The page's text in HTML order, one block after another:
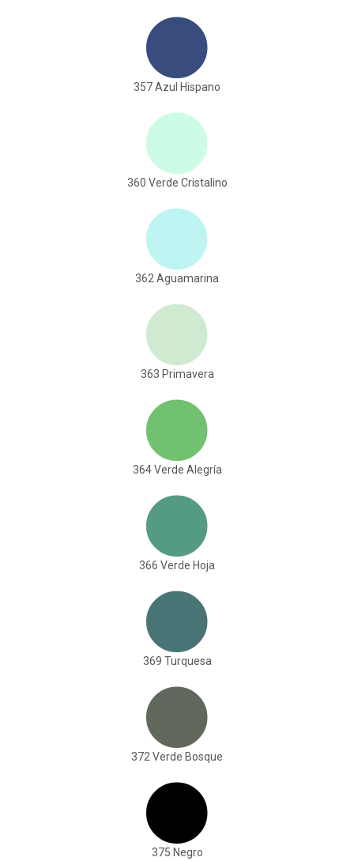
357 Azul Hispano
360 Verde Cristalino
362 Aguamarina
363 Primavera
364 Verde Alegría
366 Verde Hoja
369 Turquesa
372 Verde Bosque
375 Negro